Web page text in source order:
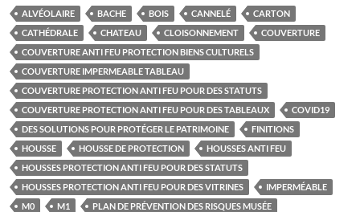
ALVÉOLAIRE BACHE BOIS CANNELÉ
CARTON
CATHÉDRALE
CHATEAU CLOISONNEMENT
COUVERTURE
COUVERTURE ANTI FEU PROTECTION BIENS CULTURELS
COUVERTURE IMPERMEABLE TABLEAU
COUVERTURE PROTECTION ANTI FEU POUR DES STATUTS
COUVERTURE PROTECTION ANTI FEU POUR DES TABLEAUX
COVID19
DES SOLUTIONS POUR PROTÉGER LE PATRIMOINE
FINITIONS
HOUSSE
HOUSSE DE PROTECTION
HOUSSES ANTI FEU
HOUSSES PROTECTION ANTI FEU POUR DES STATUTS
HOUSSES PROTECTION ANTI FEU POUR DES VITRINES
IMPERMÉABLE
M0
M1
PLAN DE PRÉVENTION DES RISQUES MUSÉE